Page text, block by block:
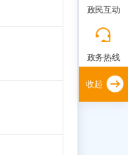
政民互动
政务热线
收起